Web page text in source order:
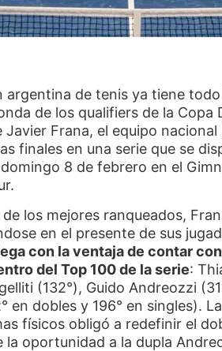
argentina de tenis ya tiene
de los qualifiers de la Copa
Javier Frana, el equipo
finales en una serie que se
8 de febrero en el
de los mejores ranqueados,
en el presente de sus
con la ventaja de contar
del Top 100 de la serie:
(132°), Guido Andreozzi
en dobles y 196° en singles).
físicos obligó a redefinir el
la oportunidad a la dupla